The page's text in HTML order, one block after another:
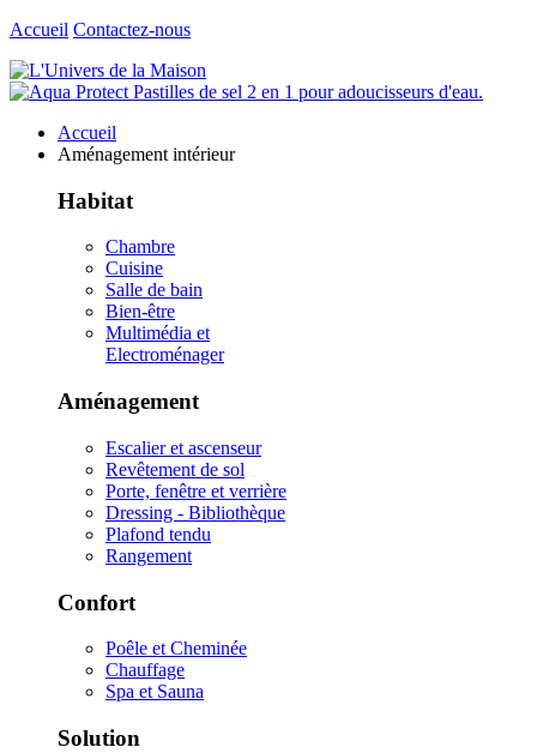
Accueil Contactez-nous
Accueil
Aménagement intérieur
Habitat
Chambre
Cuisine
Salle de bain
Bien-être
Multimédia et
Electroménager
Aménagement
Escalier et ascenseur
Revêtement de sol
Porte, fenêtre et verrière
Dressing - Bibliothèque
Plafond tendu
Rangement
Confort
Poêle et Cheminée
Chauffage
Spa et Sauna
Solution